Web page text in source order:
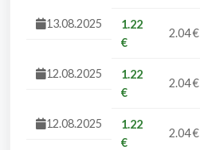
13.08.2025
1.22
€
2.04 €
12.08.2025
1.22
€
2.04 €
12.08.2025
1.22
€
2.04 €